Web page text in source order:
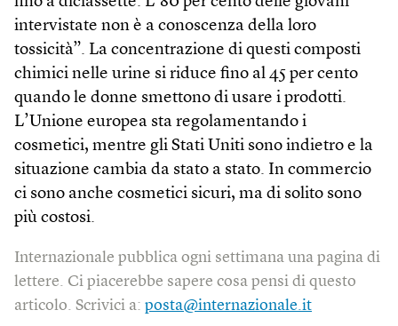
intervistate non è a conoscenza della loro
tossicità”. La concentrazione di questi composti
chimici nelle urine si riduce fino al 45 per cento
quando le donne smettono di usare i prodotti.
L’Unione europea sta regolamentando i
cosmetici, mentre gli Stati Uniti sono indietro e la
situazione cambia da stato a stato. In commercio
ci sono anche cosmetici sicuri, ma di solito sono
più costosi.
Internazionale pubblica ogni settimana una pagina di
lettere. Ci piacerebbe sapere cosa pensi di questo
articolo. Scrivici a: posta@internazionale.it